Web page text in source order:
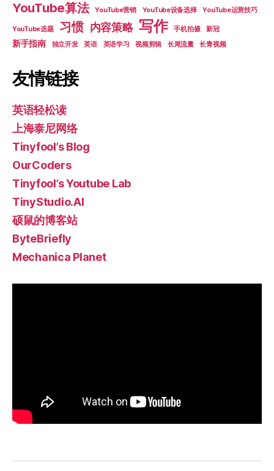
YouTube算法 YouTube营销 YouTube设备选择 YouTube运营技巧
YouTube选题 习惯 内容策略 写作 手机拍摄 新冠
新手指南 独立开发 英语 英语学习 视频剪辑 长尾流量 长青视频
友情链接
英语轻松读
上海泰尼网络
Tinyfool’s Blog
OurCoders
Tinyfool’s Youtube Lab
TinyStudio.AI
硕鼠的博客站
ByteBriefly
Mechanica Planet